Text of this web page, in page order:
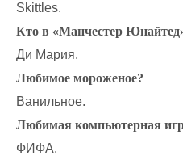
Skittles.
Кто в «Манчестер
Ди Мария.
Любимое мороженое?
Ванильное.
Любимая компьютерная
ФИФА.